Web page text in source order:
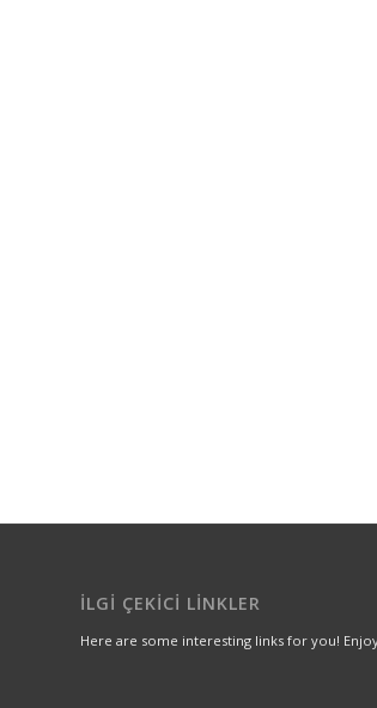
İLGI ÇEKICI LINKLER
Here are some interesting links for you!